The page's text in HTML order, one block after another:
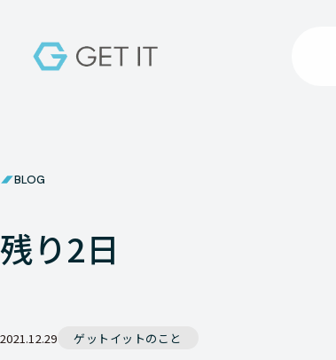
BLOG
残り2日
2021.12.29 ゲットイットのこと